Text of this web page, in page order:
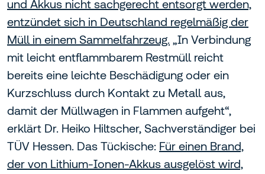
und Akkus nicht sachgerecht entsorgt werden,
entzündet sich in Deutschland regelmäßig der
Müll in einem Sammelfahrzeug. „In Verbindung
mit leicht entflammbarem Restmüll reicht
bereits eine leichte Beschädigung oder ein
Kurzschluss durch Kontakt zu Metall aus,
damit der Müllwagen in Flammen aufgeht“,
erklärt Dr. Heiko Hiltscher, Sachverständiger bei
TÜV Hessen. Das Tückische: Für einen Brand,
der von Lithium-Ionen-Akkus ausgelöst wird,